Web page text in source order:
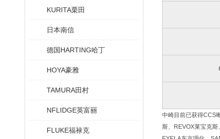
KURITA栗田
日本南信
德国HARTING哈丁
HOYA豪雅
TAMURA田村
NFLIDGE英富丽
FLUKE福禄克
中崎目前已获得CCS
斯、REVOX莱宝克斯